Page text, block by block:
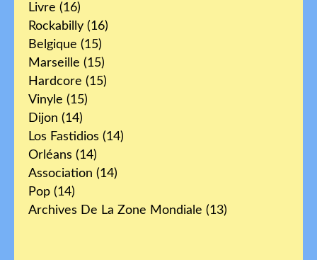
Livre (16)
Rockabilly (16)
Belgique (15)
Marseille (15)
Hardcore (15)
Vinyle (15)
Dijon (14)
Los Fastidios (14)
Orléans (14)
Association (14)
Pop (14)
Archives De La Zone Mondiale (13)